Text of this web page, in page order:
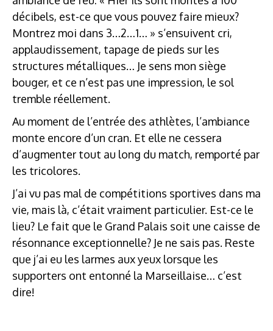
décibels, est-ce que vous pouvez faire mieux?
Montrez moi dans 3…2…1… » s’ensuivent cri,
applaudissement, tapage de pieds sur les
structures métalliques… Je sens mon siège
bouger, et ce n’est pas une impression, le sol
tremble réellement.
Au moment de l’entrée des athlètes, l’ambiance
monte encore d’un cran. Et elle ne cessera
d’augmenter tout au long du match, remporté par
les tricolores.
J’ai vu pas mal de compétitions sportives dans ma
vie, mais là, c’était vraiment particulier. Est-ce le
lieu? Le fait que le Grand Palais soit une caisse de
résonnance exceptionnelle? Je ne sais pas. Reste
que j’ai eu les larmes aux yeux lorsque les
supporters ont entonné la Marseillaise… c’est
dire!